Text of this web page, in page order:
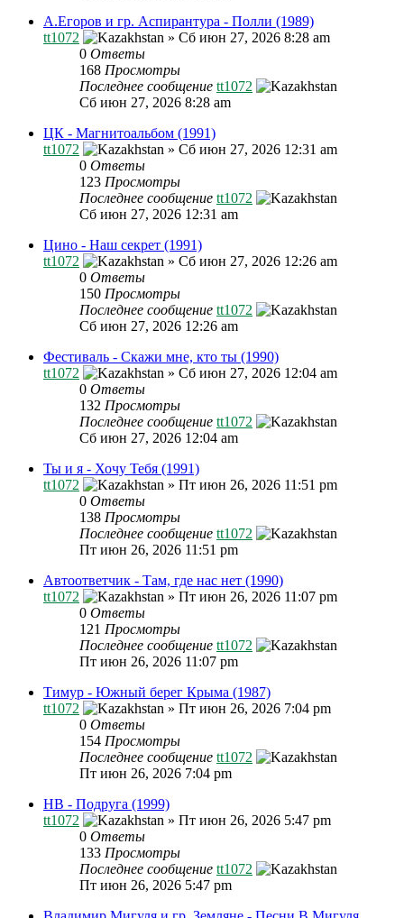
А.Егоров и гр. Аспирантура - Полли (1989)
tt1072
» Сб июн 27, 2026 8:28 am
0 Ответы
168 Просмотры
Последнее сообщение tt1072
Сб июн 27, 2026 8:28 am
ЦК - Магнитоальбом (1991)
tt1072
» Сб июн 27, 2026 12:31 am
0 Ответы
123 Просмотры
Последнее сообщение tt1072
Сб июн 27, 2026 12:31 am
Цино - Наш секрет (1991)
tt1072
» Сб июн 27, 2026 12:26 am
0 Ответы
150 Просмотры
Последнее сообщение tt1072
Сб июн 27, 2026 12:26 am
Фестиваль - Скажи мне, кто ты (1990)
tt1072
» Сб июн 27, 2026 12:04 am
0 Ответы
132 Просмотры
Последнее сообщение tt1072
Сб июн 27, 2026 12:04 am
Ты и я - Хочу Тебя (1991)
tt1072
» Пт июн 26, 2026 11:51 pm
0 Ответы
138 Просмотры
Последнее сообщение tt1072
Пт июн 26, 2026 11:51 pm
Автоответчик - Там, где нас нет (1990)
tt1072
» Пт июн 26, 2026 11:07 pm
0 Ответы
121 Просмотры
Последнее сообщение tt1072
Пт июн 26, 2026 11:07 pm
Тимур - Южный берег Крыма (1987)
tt1072
» Пт июн 26, 2026 7:04 pm
0 Ответы
154 Просмотры
Последнее сообщение tt1072
Пт июн 26, 2026 7:04 pm
HB - Подруга (1999)
tt1072
» Пт июн 26, 2026 5:47 pm
0 Ответы
133 Просмотры
Последнее сообщение tt1072
Пт июн 26, 2026 5:47 pm